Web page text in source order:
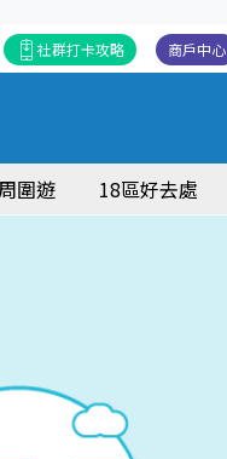
商戶中心
社群打卡攻略
圍遊 18區好去處